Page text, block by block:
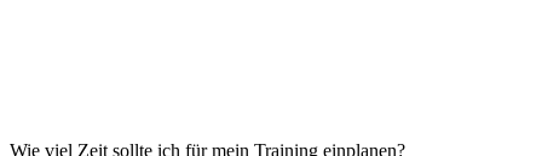
Wie viel Zeit sollte ich für mein Training einplanen?